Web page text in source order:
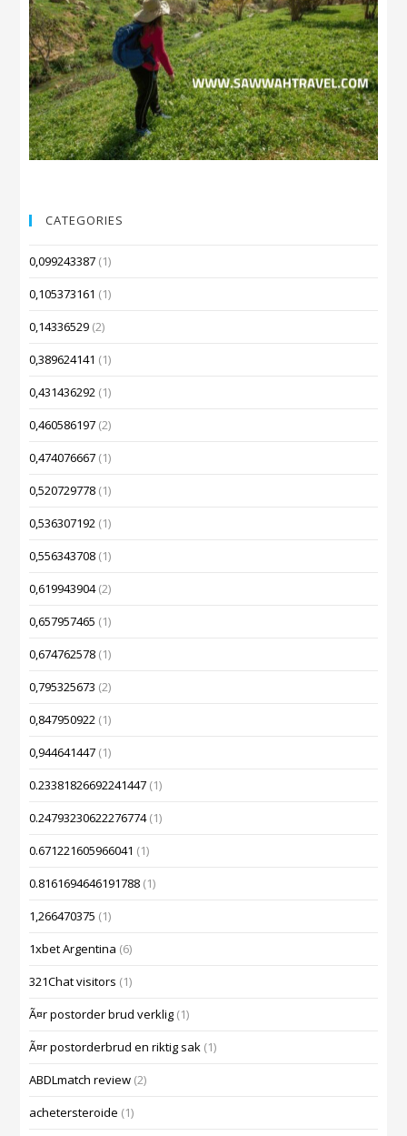
CATEGORIES
0,099243387 (1)
0,105373161 (1)
0,14336529 (2)
0,389624141 (1)
0,431436292 (1)
0,460586197 (2)
0,474076667 (1)
0,520729778 (1)
0,536307192 (1)
0,556343708 (1)
0,619943904(2)
0,657957465 (1)
0,674762578 (1)
0,795325673 (2)
0,847950922 (1)
0,944641447 (1)
0.23381826692241447 (1)
0.24793230622276774(1)
0.671221605966041 (1)
0.8161694646191788 (1)
1,266470375 (1)
1xbet Argentina (6)
321Chat visitors (1)
Ã¤r postorder brud verklig (1)
Ã¤r postorderbrud en riktig sak (1)
ABDLmatch review (2)
achetersteroide (1)